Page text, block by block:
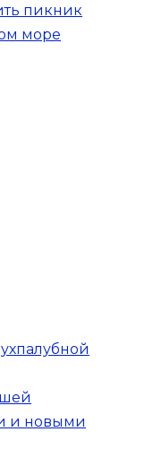
пикник
море
и новыми